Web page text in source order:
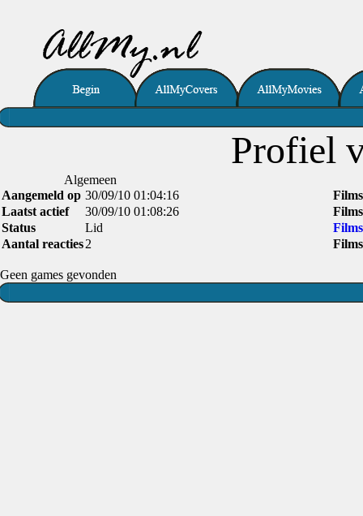
Profiel
Algemeen
Aangemeld op 30/09/10 01:04:16
Laatst actief
30/09/10 01:08:26
Status
Lid
Aantal reacties2
Geen games gevonden